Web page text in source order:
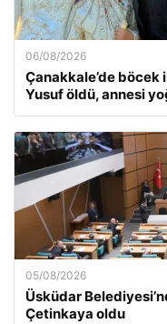
06/08/2026
Çanakkale’de böcek
Yusuf öldü, annesi
05/08/2026
Üsküdar
Çetinkaya oldu